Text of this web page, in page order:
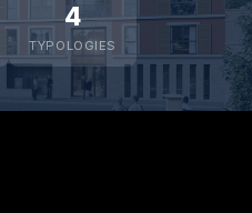
4
TYPOLOGIES